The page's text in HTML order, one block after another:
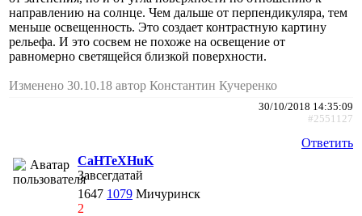
направлению на солнце. Чем дальше от перпендикуляра, тем
меньше освещенность. Это создает контрастную картину
рельефа. И это сосвем не похоже на освещение от
равномерно светящейся близкой поверхности.
Изменено 30.10.18 автор Константин Кучеренко
30/10/2018 14:35:09
#2551127
Ответить
CaHTeXHuK
Завсегдатай
1647 1079 Мичуринск
2